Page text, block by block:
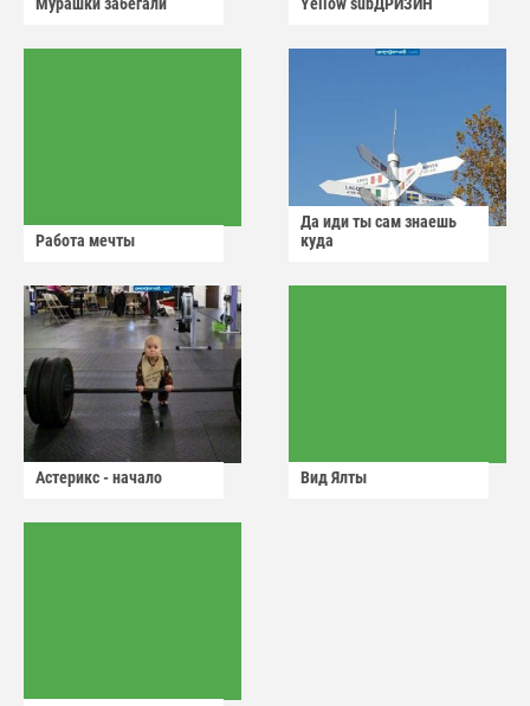
Работа мечты
Да иди ты сам знаешь
куда
Астерикс - начало Вид Ялты